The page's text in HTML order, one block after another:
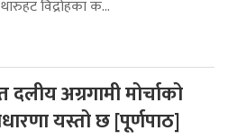
विद्रोहका क...
दलीय अग्रगामी मोर्चाको
यस्तो छ [पूर्णपाठ]